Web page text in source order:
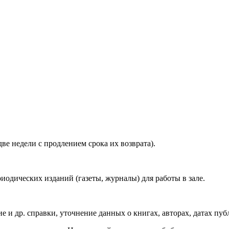
недели с продлением срока их возврата).
изданий (газеты, журналы) для работы в зале.
др. справки, уточнение данных о книгах, авторах, датах